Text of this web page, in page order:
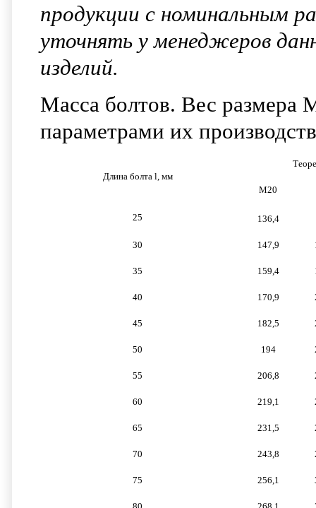
продукции с номинальным
уточнять у менеджеров
изделий.
Масса болтов. Вес размера
параметрами их
Длина болта l, мм
М20
25 136,4
30 147,9
35 159,4
40 170,9
45 182,5
50 194
55 206,8
60 219,1
65 231,5
70 243,8
75 256,1